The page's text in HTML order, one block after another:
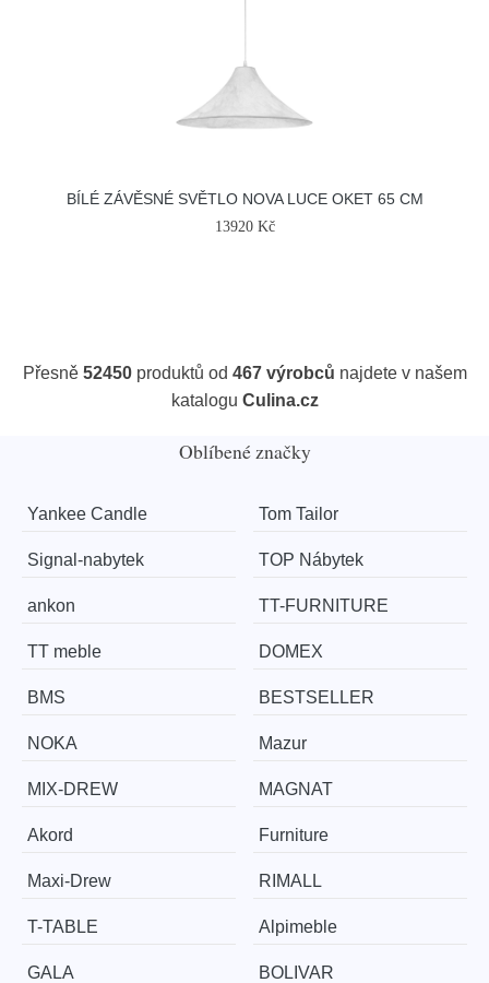
BÍLÉ ZÁVĚSNÉ SVĚTLO NOVA LUCE OKET 65 CM
13920 Kč
Přesně 52450produktů od 467 výrobců najdete v našem
katalogu Culina.cz
Oblíbené značky
Yankee Candle Tom Tailor
Signal-nabytek TOP Nábytek
ankon TT-FURNITURE
TT meble DOMEX
BMS BESTSELLER
NOKA Mazur
MIX-DREW MAGNAT
Akord Furniture
Maxi-Drew RIMALL
T-TABLE Alpimeble
GALA BOLIVAR